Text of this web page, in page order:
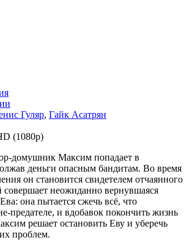
Гуляр, Гайк Асатрян
(1080p)
домушник Максим попадает в
деньги опасным бандитам. Во время
он становится свидетелем отчаянного
совершает неожиданно вернувшаяся
она пытается сжечь всё, что
предателе, и вдобавок покончить жизнь
решает остановить Еву и уберечь
проблем.